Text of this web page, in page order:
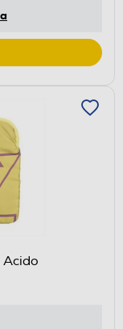
Acido